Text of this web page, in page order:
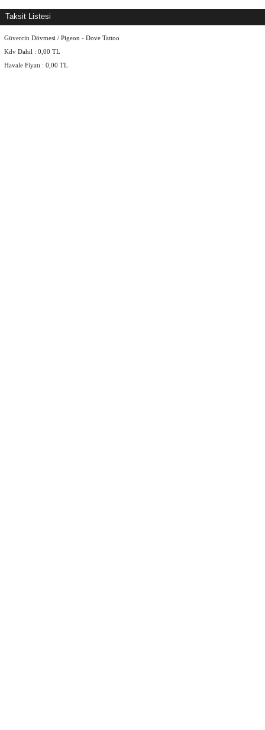
Taksit Listesi
Güvercin Dövmesi / Pigeon - Dove Tattoo
Kdv Dahil : 0,00 TL
Havale Fiyatı : 0,00 TL